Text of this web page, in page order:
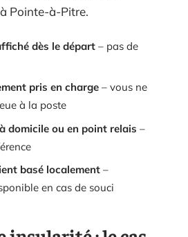
Pointe-à-Pitre.
dès le départ – pas de
pris en charge – vous ne
à la poste
domicile ou en point relais –
basé localement –
en cas de souci